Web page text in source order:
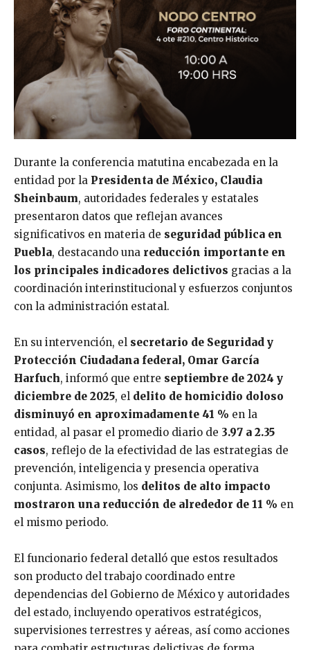
Durante la conferencia matutina encabezada en la
entidad por la Presidenta de México, Claudia
Sheinbaum, autoridades federales y estatales
presentaron datos que reflejan avances
significativos en materia de seguridad pública en
Puebla, destacando una reducción importante en
los principales indicadores delictivos gracias a la
coordinación interinstitucional y esfuerzos conjuntos
con la administración estatal.
En su intervención, el secretario de Seguridad y
Protección Ciudadana federal, Omar García
Harfuch, informó que entre septiembre de 2024 y
diciembre de 2025, el delito de homicidio doloso
disminuyó en aproximadamente 41 % en la
entidad, al pasar el promedio diario de 3.97 a 2.35
casos, reflejo de la efectividad de las estrategias de
prevención, inteligencia y presencia operativa
conjunta. Asimismo, los delitos de alto impacto
mostraron una reducción de alrededor de 11 % en
el mismo periodo.
El funcionario federal detalló que estos resultados
son producto del trabajo coordinado entre
dependencias del Gobierno de México y autoridades
del estado, incluyendo operativos estratégicos,
supervisiones terrestres y aéreas, así como acciones